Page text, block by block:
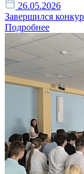
26.05.2026
Завершился
Подробнее